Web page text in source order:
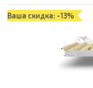
Ваша скидка: -13%